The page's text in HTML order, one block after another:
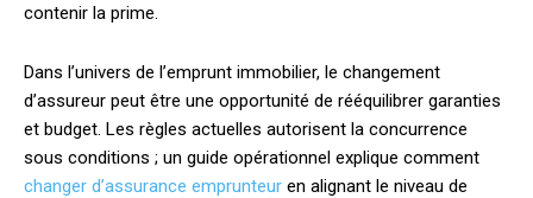
contenir la prime.
Dans l’univers de l’emprunt immobilier, le changement
d’assureur peut être une opportunité de rééquilibrer garanties
et budget. Les règles actuelles autorisent la concurrence
sous conditions ; un guide opérationnel explique comment
changer d’assurance emprunteur en alignant le niveau de